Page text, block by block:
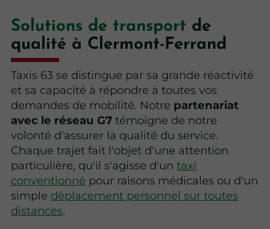
Solutions de transport de
qualité à Clermont-Ferrand
Taxis 63 se distingue par sa grande réactivité
et sa capacité à répondre à toutes vos
demandes de mobilité. Notre partenariat
avec le réseau G7 témoigne de notre
volonté d'assurer la qualité du service.
Chaque trajet fait l'objet d'une attention
particulière, qu'il s'agisse d'untaxi
conventionné pour raisons médicales ou d'un
simple déplacement personnel sur toutes
distances.